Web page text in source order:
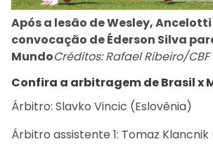
Após a lesão de Wesley,
convocação de Éderson Silva
MundoCréditos: Rafael Ribeiro/CBF
Confira a arbitragem de Brasil x
Árbitro: Slavko Vincic (Eslovênia)
Árbitro assistente 1: Tomaz Klancnik